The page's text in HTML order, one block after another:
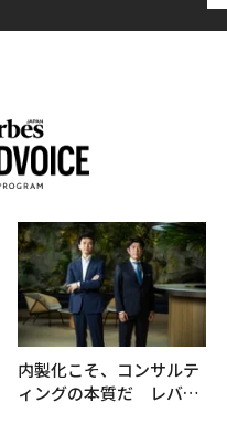
内製化こそ、コンサルテ
ィングの本質だ レバレ